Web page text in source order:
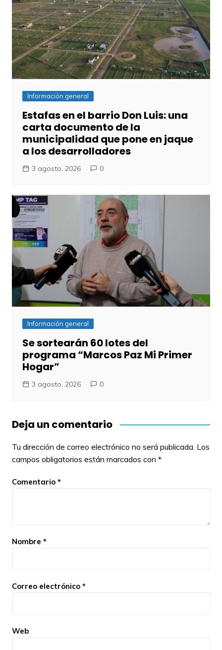
Información general
Estafas en el barrio Don Luis: una
carta documento de la
municipalidad que pone en jaque
a los desarrolladores
3 agosto, 2026 0
Información general
Se sortearán 60 lotes del
programa “Marcos Paz Mi Primer
Hogar”
3 agosto, 2026 0
Deja un comentario
Tu dirección de correo electrónico no será publicada. Los
campos obligatorios están marcados con *
Comentario *
Nombre *
Correo electrónico *
Web